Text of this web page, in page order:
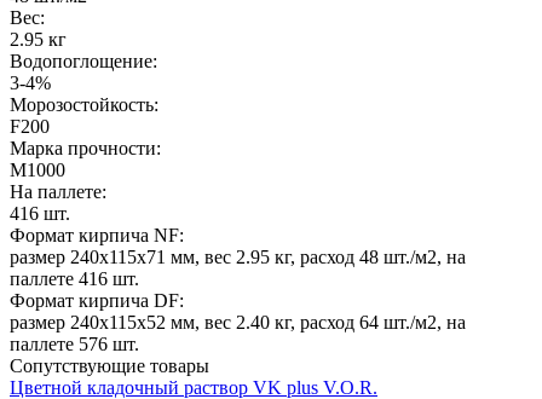
Вес:
2.95 кг
Водопоглощение:
3-4%
Морозостойкость:
F200
Марка прочности:
M1000
На паллете:
416 шт.
Формат кирпича NF:
размер 240x115x71 мм, вес 2.95 кг, расход 48 шт./м2, на
паллете 416 шт.
Формат кирпича DF:
размер 240x115x52 мм, вес 2.40 кг, расход 64 шт./м2, на
паллете 576 шт.
Сопутствующие товары
Цветной кладочный раствор VK plus V.O.R.